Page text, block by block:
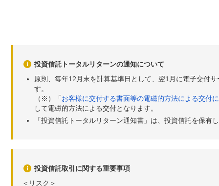
投資信託トータルリターンの通知について
原則、毎年12月末を計算基準日として、翌1月に電子交付
す。
（※）「お客様に交付する書面等の電磁的方法による交付
して電磁的方法による交付となります。
「投資信託トータルリターン通知書」は、投資信託を保有
投資信託取引に関する重要事項
＜リスク＞